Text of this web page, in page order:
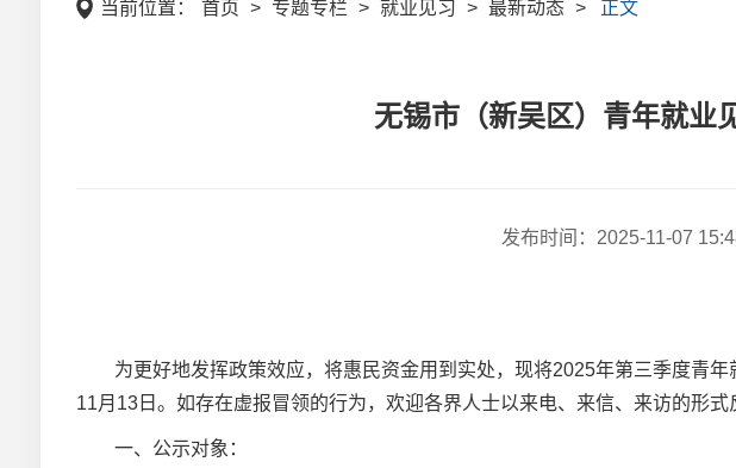
当前位置： 首页 > 专题专栏 > 就业见习 > 最新动态 > 正文
无锡市（新吴区）青年就业
发布时间： 2025-11-07
为更好地发挥政策效应，将惠民资金用到实处，现将2025年第三季度青
11月13日。如存在虚报冒领的行为，欢迎各界人士以来电、来信、来访的形
一、公示对象：